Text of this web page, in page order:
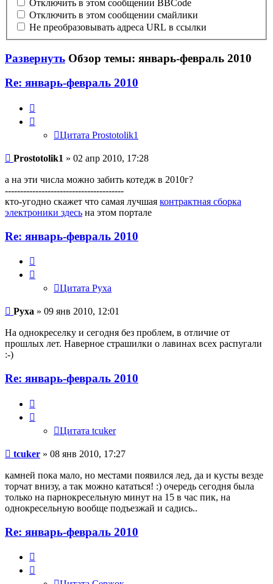
Отключить в этом сообщении BBCode
Отключить в этом сообщении смайлики
Не преобразовывать адреса URL в ссылки
Развернуть Обзор темы: январь-февраль 2010
Re: январь-февраль 2010
Цитата Prostotolik1
Prostotolik1 » 02 апр 2010, 17:28
а на эти числа можно забить котедж в 2010г?
---------------------------------------
кто-угодно скажет что самая лучшая контрактная сборка
электроники здесь на этом портале
Re: январь-февраль 2010
Цитата Руха
Руха » 09 янв 2010, 12:01
На однокреселку и сегодня без проблем, в отличие от
прошлых лет. Наверное страшилки о лавинах всех распугали
:-)
Re: январь-февраль 2010
Цитата tcuker
tcuker » 08 янв 2010, 17:27
камней пока мало, но местами появился лед, да и кусты везде
торчат внизу, а так можно кататься! :) очередь сегодня была
только на парнокресельную минут на 15 в час пик, на
однокресельную вообще подъезжай и садись..
Re: январь-февраль 2010